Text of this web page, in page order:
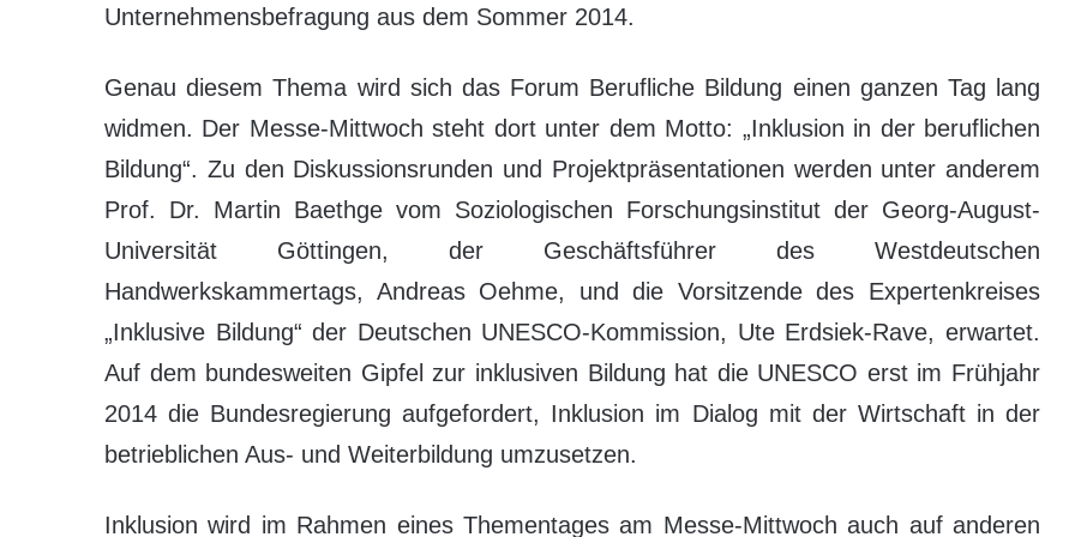
Unternehmensbefragung aus dem Sommer 2014.
Genau diesem Thema wird sich das Forum Berufliche Bildung einen ganzen Tag lang
widmen. Der Messe-Mittwoch steht dort unter dem Motto: „Inklusion in der beruflichen
Bildung“. Zu den Diskussionsrunden und Projektpräsentationen werden unter anderem
Prof. Dr. Martin Baethge vom Soziologischen Forschungsinstitut der Georg-August-
Universität Göttingen, der Geschäftsführer des Westdeutschen
Handwerkskammertags, Andreas Oehme, und die Vorsitzende des Expertenkreises
„Inklusive Bildung“ der Deutschen UNESCO-Kommission, Ute Erdsiek-Rave, erwartet.
Auf dem bundesweiten Gipfel zur inklusiven Bildung hat die UNESCO erst im Frühjahr
2014 die Bundesregierung aufgefordert, Inklusion im Dialog mit der Wirtschaft in der
betrieblichen Aus- und Weiterbildung umzusetzen.
Inklusion wird im Rahmen eines Thementages am Messe-Mittwoch auch auf anderen